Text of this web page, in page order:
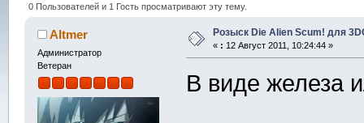
0 Пользователей и 1 Гость просматривают эту тему.
Altmer
Администратор
Ветеран
Розыск Die Alien Scum! для
« : 12 Август 2011, 10:24:44 »
В виде железа